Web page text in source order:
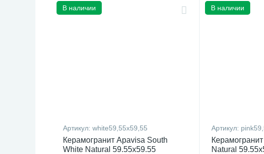
В наличии
Артикул: white59,55x59,55
Керамогранит Apavisa South
White Natural 59.55x59.55
В наличии
Артикул:
Natural